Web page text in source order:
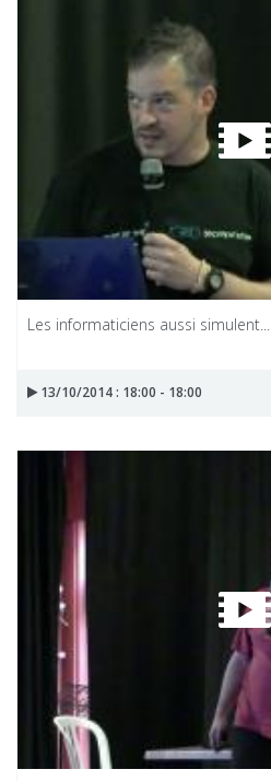
Les informaticiens aussi simulent...
13/10/2014 : 18:00 - 18:00